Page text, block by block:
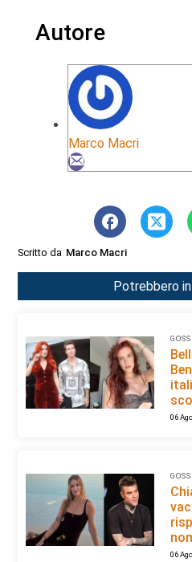
Autore
Marco Macri
Scritto da Marco Macri
Potrebbero
06
06